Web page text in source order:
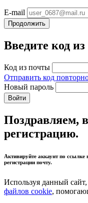
E-mail
Продолжить
Введите код
Код из почты
Отправить код
Новый пароль
Войти
Поздравляем,
регистрацию.
Активируйте аккаунт по
регистрации почту.
Используя данный сайт,
файлов cookie,